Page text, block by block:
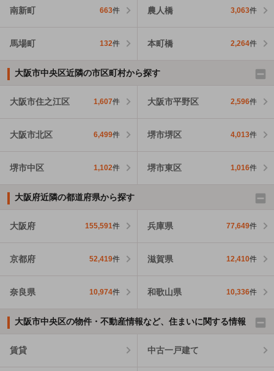
南新町 663件 農人橋 3,063件
馬場町 132件 本町橋 2,264件
大阪市中央区近隣の市区町村から探す
大阪市住之江区 1,607件 大阪市平野区 2,596件
大阪市北区 6,499件 堺市堺区 4,013件
堺市中区 1,102件 堺市東区 1,016件
大阪府近隣の都道府県から探す
大阪府 155,591件 兵庫県 77,649件
京都府 52,419件 滋賀県 12,410件
奈良県 10,974件 和歌山県 10,336件
大阪市中央区の物件・不動産情報など、住まいに関する情報
賃貸 中古一戸建て